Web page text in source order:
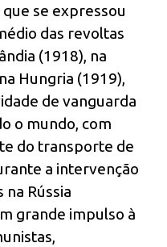
se expressou
das revoltas
(1918), na
Hungria (1919),
de vanguarda
o mundo, com
do transporte de
a intervenção
Rússia
grande impulso à